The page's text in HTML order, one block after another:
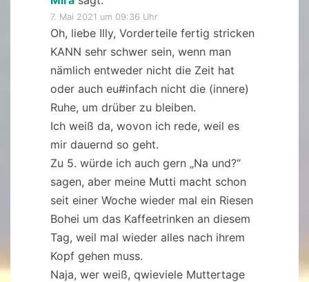
7. Mai 2021 um 09:36 Uhr
Oh, liebe Illy, Vorderteile fertig stricken
KANN sehr schwer sein, wenn man
nämlich entweder nicht die Zeit hat
oder auch eu#infach nicht die (innere)
Ruhe, um drüber zu bleiben.
Ich weiß da, wovon ich rede, weil es
mir dauernd so geht.
Zu 5. würde ich auch gern „Na und?“
sagen, aber meine Mutti macht schon
seit einer Woche wieder mal ein Riesen
Bohei um das Kaffeetrinken an diesem
Tag, weil mal wieder alles nach ihrem
Kopf gehen muss.
Naja, wer weiß, qwieviele Muttertage